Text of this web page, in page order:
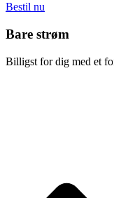
Bestil nu
Bare strøm
Billigst for dig med et